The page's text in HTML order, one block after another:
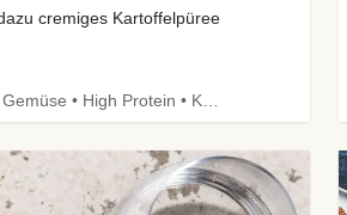
cremiges Kartoffelpüree